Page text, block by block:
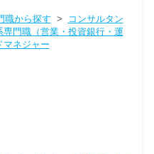
職から探す >
コンサルタン
専門職（営業・投資銀行・運
マネジャー